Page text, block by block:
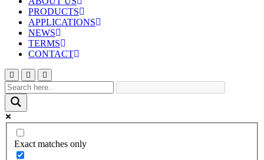
PRODUCTS
APPLICATIONS
NEWS
TERMS
CONTACT
Exact matches only